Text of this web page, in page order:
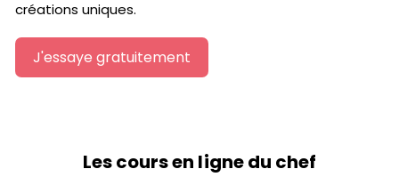
créations uniques.
J'essaye gratuitement
Les cours en ligne du chef